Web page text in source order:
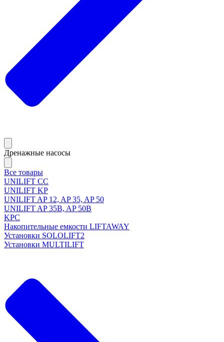
Дренажные насосы
Все товары
UNILIFT CC
UNILIFT KP
UNILIFT AP 12, AP 35, AP 50
UNILIFT AP 35B, AP 50B
KPC
Накопительные емкости LIFTAWAY
Установки SOLOLIFT2
Установки MULTILIFT